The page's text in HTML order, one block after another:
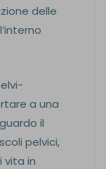
delle
a una
il
pelvici,
vita in